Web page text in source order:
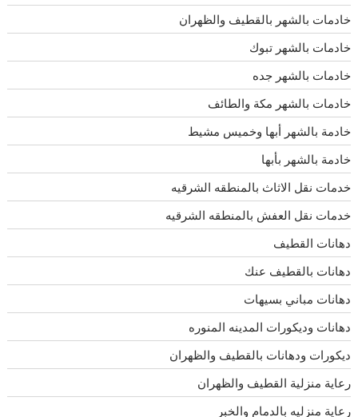
خادمات بالشهر بالقطيف والظهران
خادمات بالشهر تبوك
خادمات بالشهر جده
خادمات بالشهر مكة والطائف
خادمة بالشهر أبها وخميس مشيط
خادمة بالشهر بأبها
خدمات نقل الاثاث بالمنطقه الشرقيه
خدمات نقل العفش بالمنطقه الشرقيه
دهانات القطيف
دهانات بالقطيف عنك
دهانات مباني بسيهات
دهانات وديكورات المدينه المنوره
ديكورات ودهانات بالقطيف والظهران
رعاية منزلية القطيف والظهران
رعاية منزليه بالدمام والخبر